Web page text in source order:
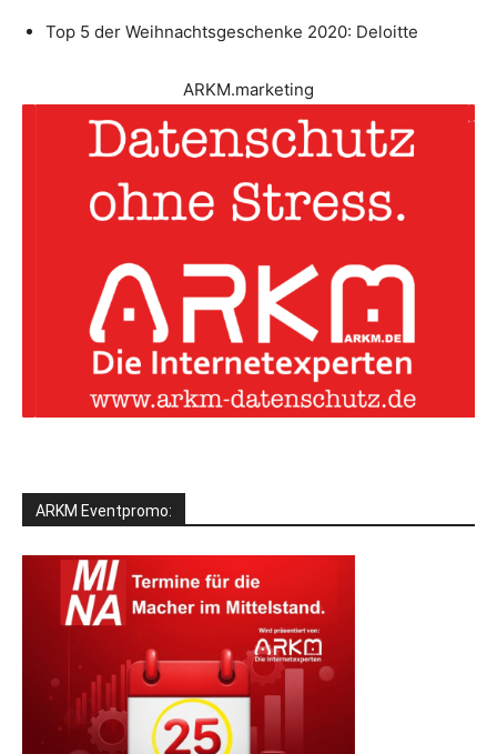
Top 5 der Weihnachtsgeschenke 2020: Deloitte
ARKM.marketing
ARKM Eventpromo: